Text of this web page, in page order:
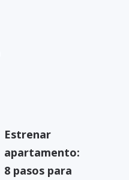
Estrenar
apartamento:
8 pasos para